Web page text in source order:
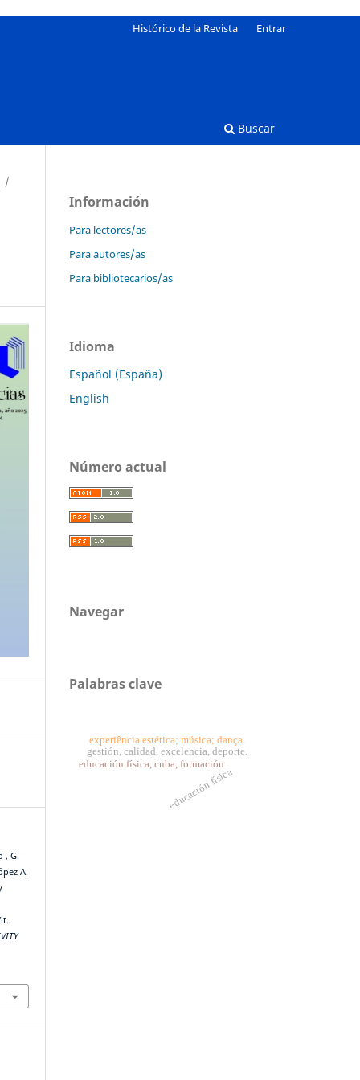
Buscar
Histórico de la Revista Entrar
/
, G.
A.
Información
Para lectores/as
Para autores/as
Para bibliotecarios/as
Idioma
Español (España)
English
Número actual
Navegar
Palabras clave
educación física
educación física, cuba, formación
gestión, calidad, excelencia, deporte.
experiência estética; música; dança.